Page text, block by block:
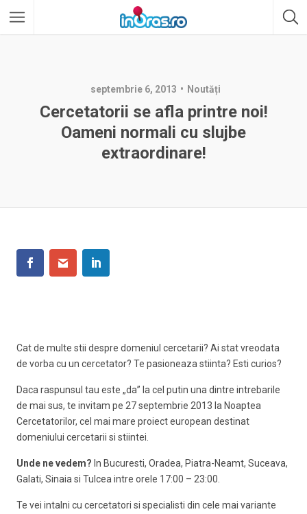
septembrie 6, 2013 Noutăți
Cercetatorii se afla printre noi!
Oameni normali cu slujbe
extraordinare!
Cat de multe stii despre domeniul cercetarii? Ai stat vreodata
de vorba cu un cercetator? Te pasioneaza stiinta? Esti curios?
Daca raspunsul tau este „da” la cel putin una dintre intrebarile
de mai sus, te invitam pe 27 septembrie 2013 la Noaptea
Cercetatorilor, cel mai mare proiect european destinat
domeniului cercetarii si stiintei.
Unde ne vedem? In Bucuresti, Oradea, Piatra-Neamt, Suceava,
Galati, Sinaia si Tulcea intre orele 17:00 – 23:00.
Te vei intalni cu cercetatori si specialisti din cele mai variante